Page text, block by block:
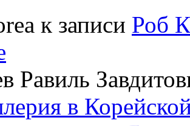
к записи Роб
Равиль
в